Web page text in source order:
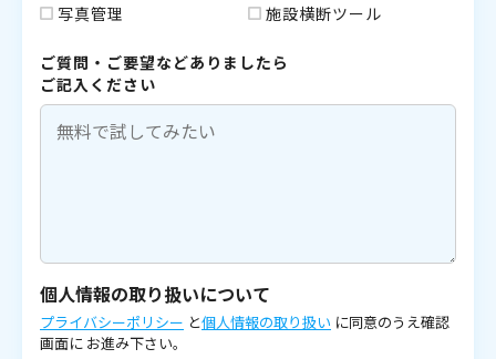
写真管理
施設横断ツール
ご質問・ご要望などありましたら
ご記入ください
個人情報の取り扱いについて
プライバシーポリシー と個人情報の取り扱い に同意のうえ確認
画面に お進み下さい。